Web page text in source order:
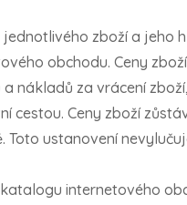
zboží a jeho
obchodu. Ceny
nákladů za vrácení
cestou. Ceny zboží
ustanovení
internetového